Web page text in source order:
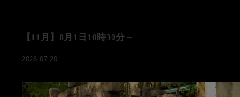
【11月】8月1日10時30分～
2026.07.20